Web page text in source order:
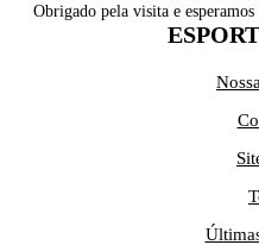
Obrigado pela visita e